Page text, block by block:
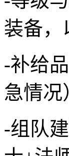
装备，
-补给
急情况
-组队